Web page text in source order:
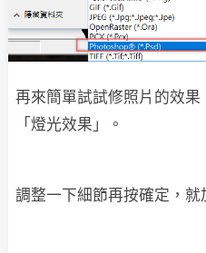
再來簡單試試修照片的效
「燈光效果」。
調整一下細節再按確定，就